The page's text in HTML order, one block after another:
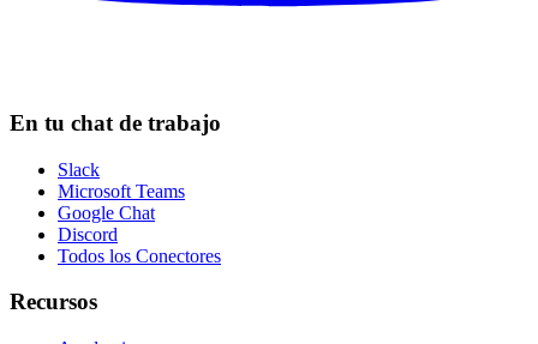
En tu chat de trabajo
Slack
Microsoft Teams
Google Chat
Discord
Todos los Conectores
Recursos